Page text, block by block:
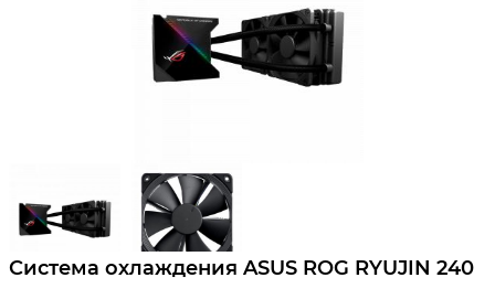
Система охлаждения ASUS ROG RYUJIN 240